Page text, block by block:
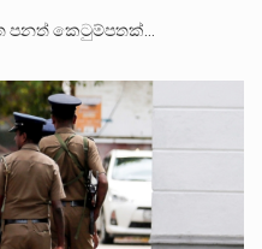
පනත් කෙටුම්පතක්…